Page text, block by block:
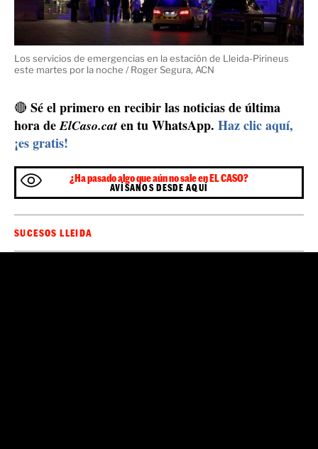
Los servicios de emergencias en la estación de Lleida-Pirineus
este martes por la noche / Roger Segura, ACN
🔴 Sé el primero en recibir las noticias de última
hora deElCaso.cat en tu WhatsApp. Haz clic aquí,
¡es gratis!
¿Ha pasado algo que aún no sale en EL CASO?
AVÍSANOS DESDE AQUÍ
SUCESOS LLEIDA